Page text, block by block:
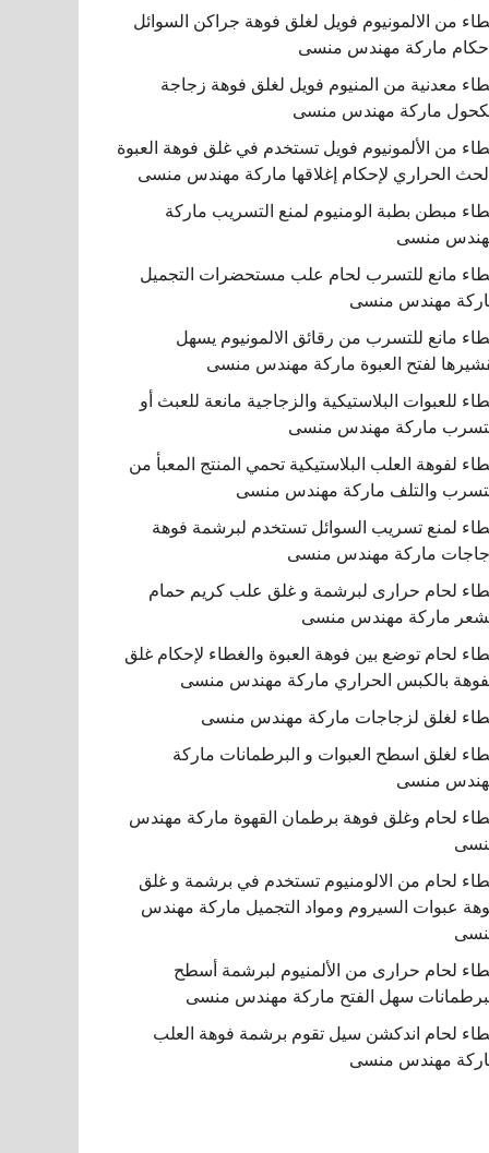
من الالمونيوم فويل لغلق فوهة جراكن السوائل
ماركة مهندس منسى
معدنية من المنيوم فويل لغلق فوهة زجاجة
ماركة مهندس منسى
من الألمونيوم فويل تستخدم في غلق فوهة العبوة
الحراري لإحكام إغلاقها ماركة مهندس منسى
مبطن بطبة الومنيوم لمنع التسريب ماركة
منسى
مانع للتسرب لحام علب مستحضرات التجميل
مهندس منسى
مانع للتسرب من رقائق الالمونيوم يسهل
لفتح العبوة ماركة مهندس منسى
للعبوات البلاستيكية والزجاجية مانعة للعبث أو
ماركة مهندس منسى
لفوهة العلب البلاستيكية تحمي المنتج المعبأ من
والتلف ماركة مهندس منسى
لمنع تسريب السوائل تستخدم لبرشمة فوهة
ماركة مهندس منسى
لحام حرارى لبرشمة و غلق علب كريم حمام
ماركة مهندس منسى
لحام توضع بين فوهة العبوة والغطاء لإحكام غلق
بالكبس الحراري ماركة مهندس منسى
لغلق لزجاجات ماركة مهندس منسى
لغلق اسطح العبوات و البرطمانات ماركة
منسى
لحام وغلق فوهة برطمان القهوة ماركة مهندس
لحام من الالومنيوم تستخدم في برشمة و غلق
عبوات السيروم ومواد التجميل ماركة مهندس
لحام حرارى من الألمنيوم لبرشمة أسطح
سهل الفتح ماركة مهندس منسى
لحام اندكشن سيل تقوم برشمة فوهة العلب
مهندس منسى